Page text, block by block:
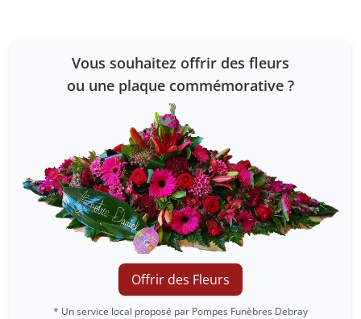
Vous souhaitez offrir des fleurs
ou une plaque commémorative ?
Offrir des Fleurs
* Un service local proposé par Pompes Funèbres Debray